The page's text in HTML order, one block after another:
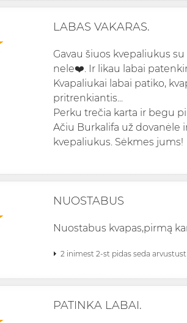
LABAS VAKARAS.
Gavau šiuos kvepaliukus su
nele❤️. Ir likau labai
Kvapaliukai labai patiko,
pritrenkiantis...
Perku trečia karta ir begu
Ačiu Burkalifa už dovanėle
kvepaliukus. Sėkmes jums!
NUOSTABUS
Nuostabus kvapas,pirmą
2 inimest 2-st pidas seda arvustust
PATINKA LABAI.